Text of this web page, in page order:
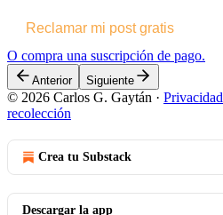
Reclamar mi post gratis
O compra una suscripción de pago.
Anterior Siguiente
© 2026 Carlos G. Gaytán · Privacidad
recolección
Crea tu Substack
Descargar la app